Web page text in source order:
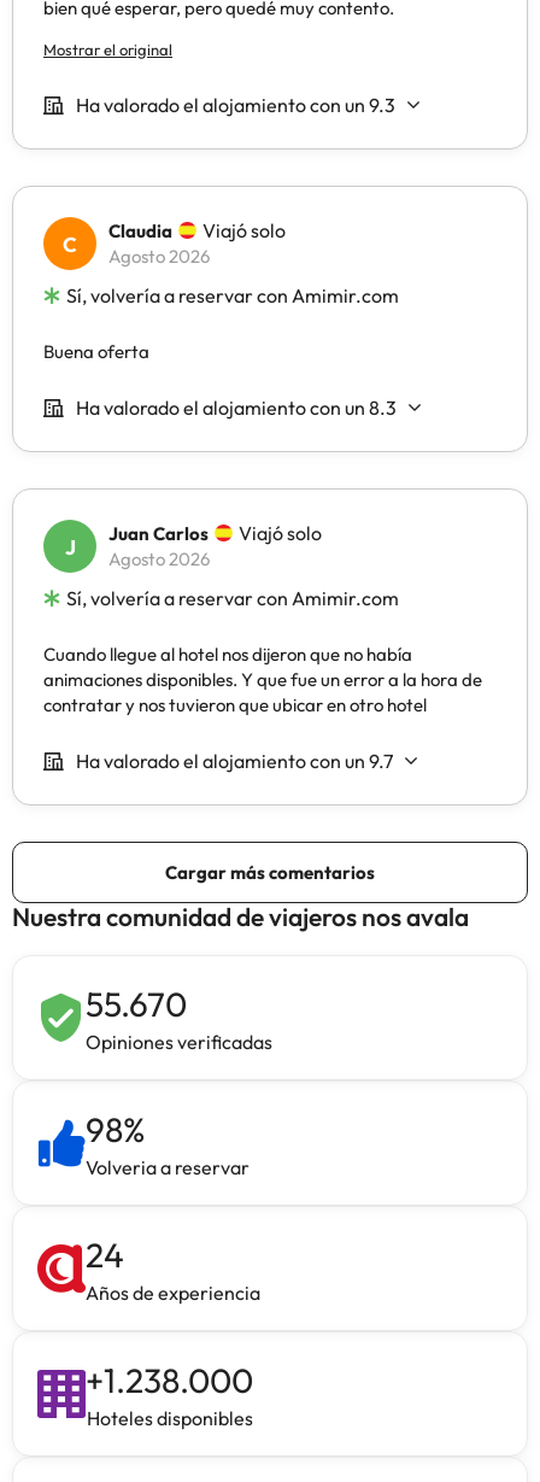
Nuestra comunidad de viajeros nos avala
55.670
Opiniones verificadas
98%
Volveria a reservar
24
Años de experiencia
+1.238.000
Hoteles disponibles